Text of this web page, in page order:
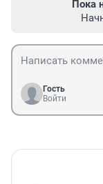
Пока
Гость
Войти